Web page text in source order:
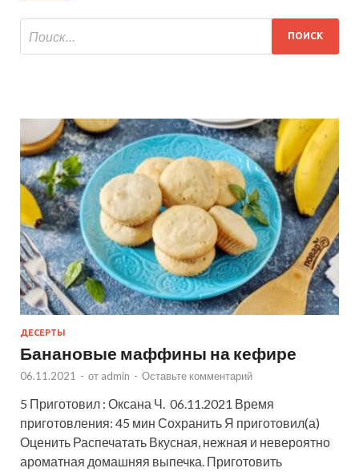
ДЕСЕРТЫ
Банановые маффины на кефире
06.11.2021 - от admin - Оставьте комментарий
5 Приготовил : Оксана Ч. 06.11.2021 Время
приготовления: 45 мин Сохранить Я приготовил(а)
Оценить Распечатать Вкусная, нежная и невероятно
ароматная домашняя выпечка. Приготовить